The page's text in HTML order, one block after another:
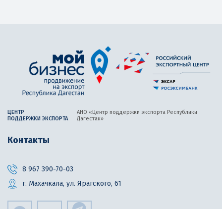
ЦЕНТР
ПОДДЕРЖКИ ЭКСПОРТА
АНО «Центр поддержки экспорта Республики
Дагестан»
Контакты
8 967 390-70-03
г. Махачкала, ул. Ярагского, 61